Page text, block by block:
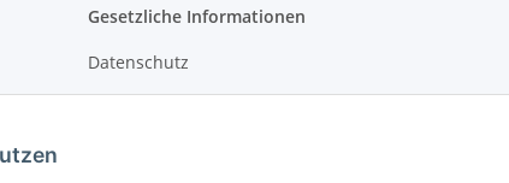
Gesetzliche Informationen
Datenschutz